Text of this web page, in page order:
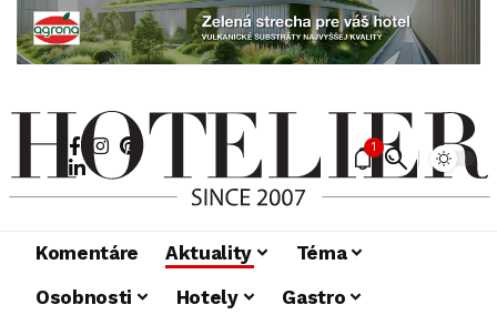
1
Komentáre Aktuality
Téma
Osobnosti
Hotely
Gastro